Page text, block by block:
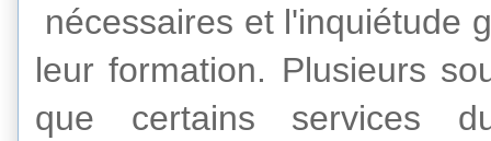
nécessaires et l'inquiétude
leur formation. Plusieurs
que
certains
services